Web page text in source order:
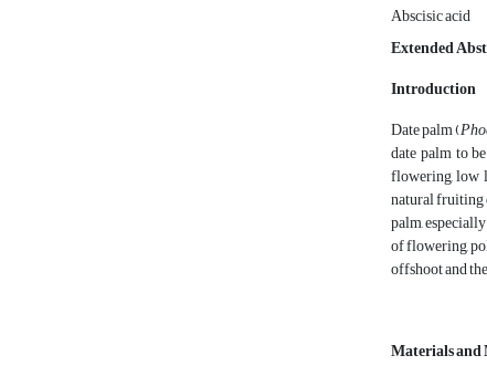
Abscisic acid
Extended
Introduction
Date palm (
date palm to
flowering, low
natural fruiting
palm,
of flowering,
offshoot and
Materials and